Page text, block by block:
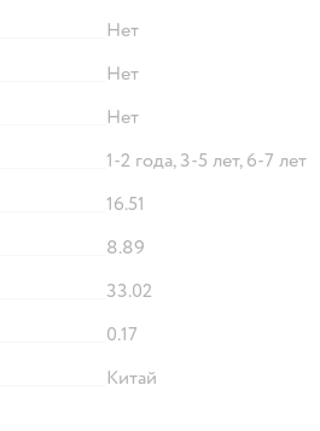
Нет
Нет
Нет
1-2 года, 3-5 лет, 6-7 лет
16.51
8.89
33.02
0.17
Китай